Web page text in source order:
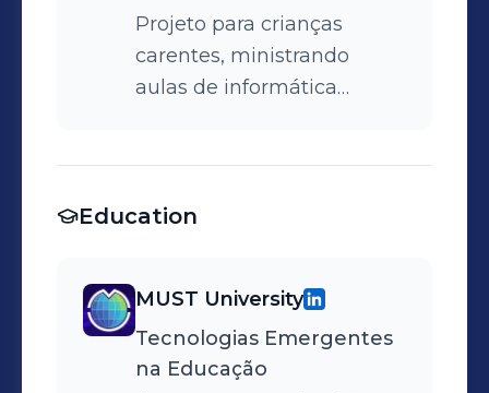
Projeto para crianças
carentes, ministrando
aulas de informática
Education
MUST University
Tecnologias Emergentes
na Educação